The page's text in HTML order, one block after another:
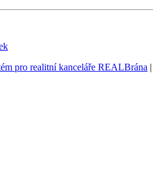
pro realitní kanceláře REALBrána |